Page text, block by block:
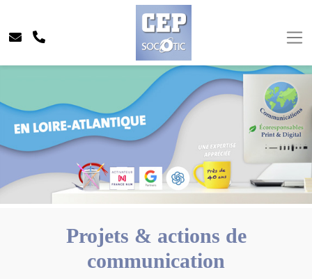
Projets & actions de
communication